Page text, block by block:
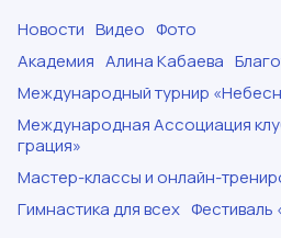
Новости Видео Фото
Академия Алина Кабаева
Международный турнир
Международная Ассоциация
грация»
Мастер-классы и онлайн-
Гимнастика для всех Фестиваль